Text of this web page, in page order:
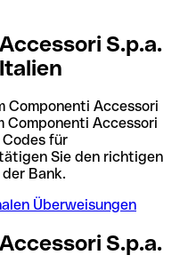
S.p.a.
Componenti Accessori
Componenti Accessori
für
Sie den richtigen
Bank.
Überweisungen
S.p.a.